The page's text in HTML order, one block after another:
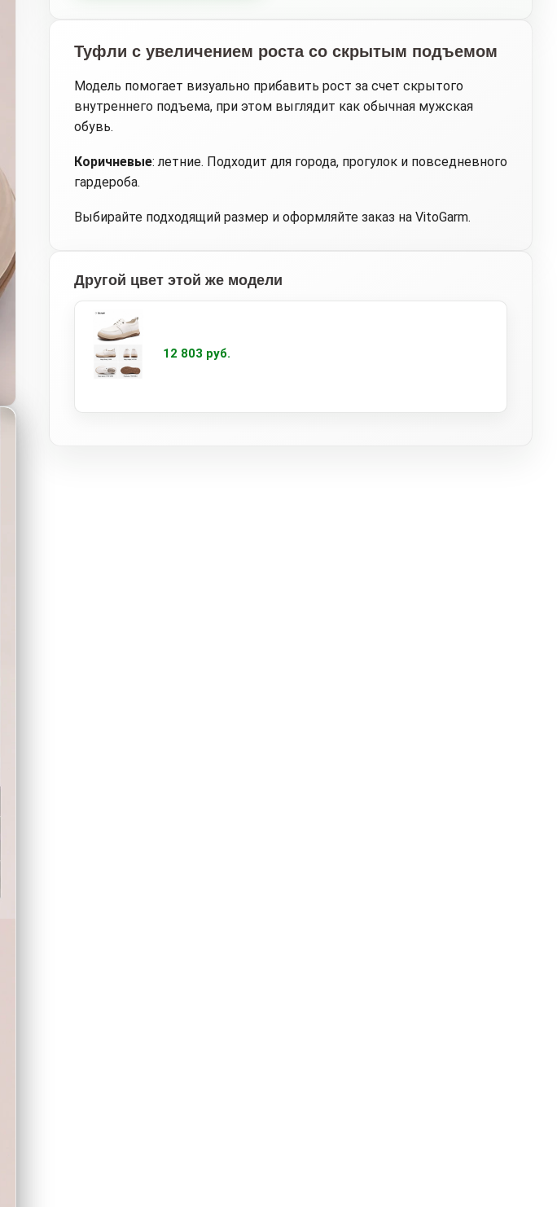
Туфли с увеличением роста со скрытым подъемом
Модель помогает визуально прибавить рост за счет скрытого
внутреннего подъема, при этом выглядит как обычная мужская
обувь.
Коричневые: летние. Подходит для города, прогулок и повседневного
гардероба.
Выбирайте подходящий размер и оформляйте заказ на VitoGarm.
Другой цвет этой же модели
12 803 руб.